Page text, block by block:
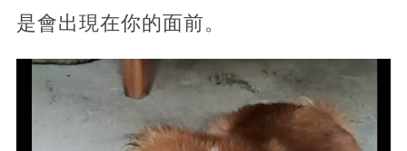
是會出現在你的面前。